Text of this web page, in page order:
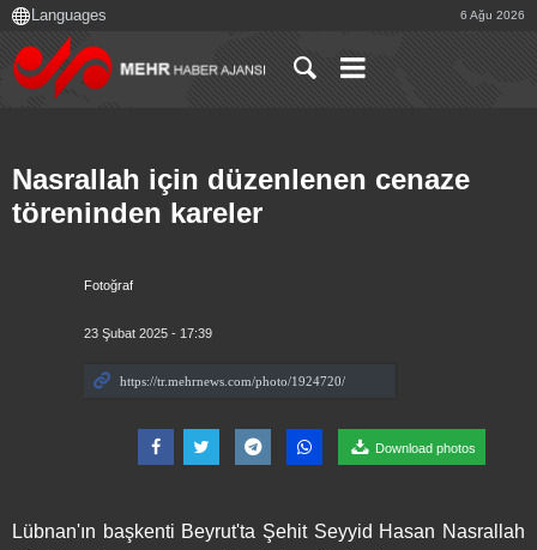
6 Ağu 2026
Fotoğraf
23 Şubat 2025 - 17:39
Download photos
Nasrallah için düzenlenen cenaze
töreninden kareler
Lübnan'ın başkenti Beyrut'ta Şehit Seyyid Hasan Nasrallah